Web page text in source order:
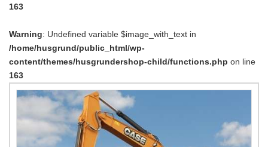
163
Warning: Undefined variable $image_with_text in
/home/husgrund/public_html/wp-
content/themes/husgrundershop-child/functions.php on line
163